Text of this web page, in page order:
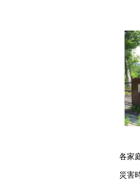
各家
災害